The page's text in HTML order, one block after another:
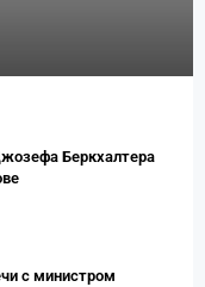
Беркхалтера
с министром